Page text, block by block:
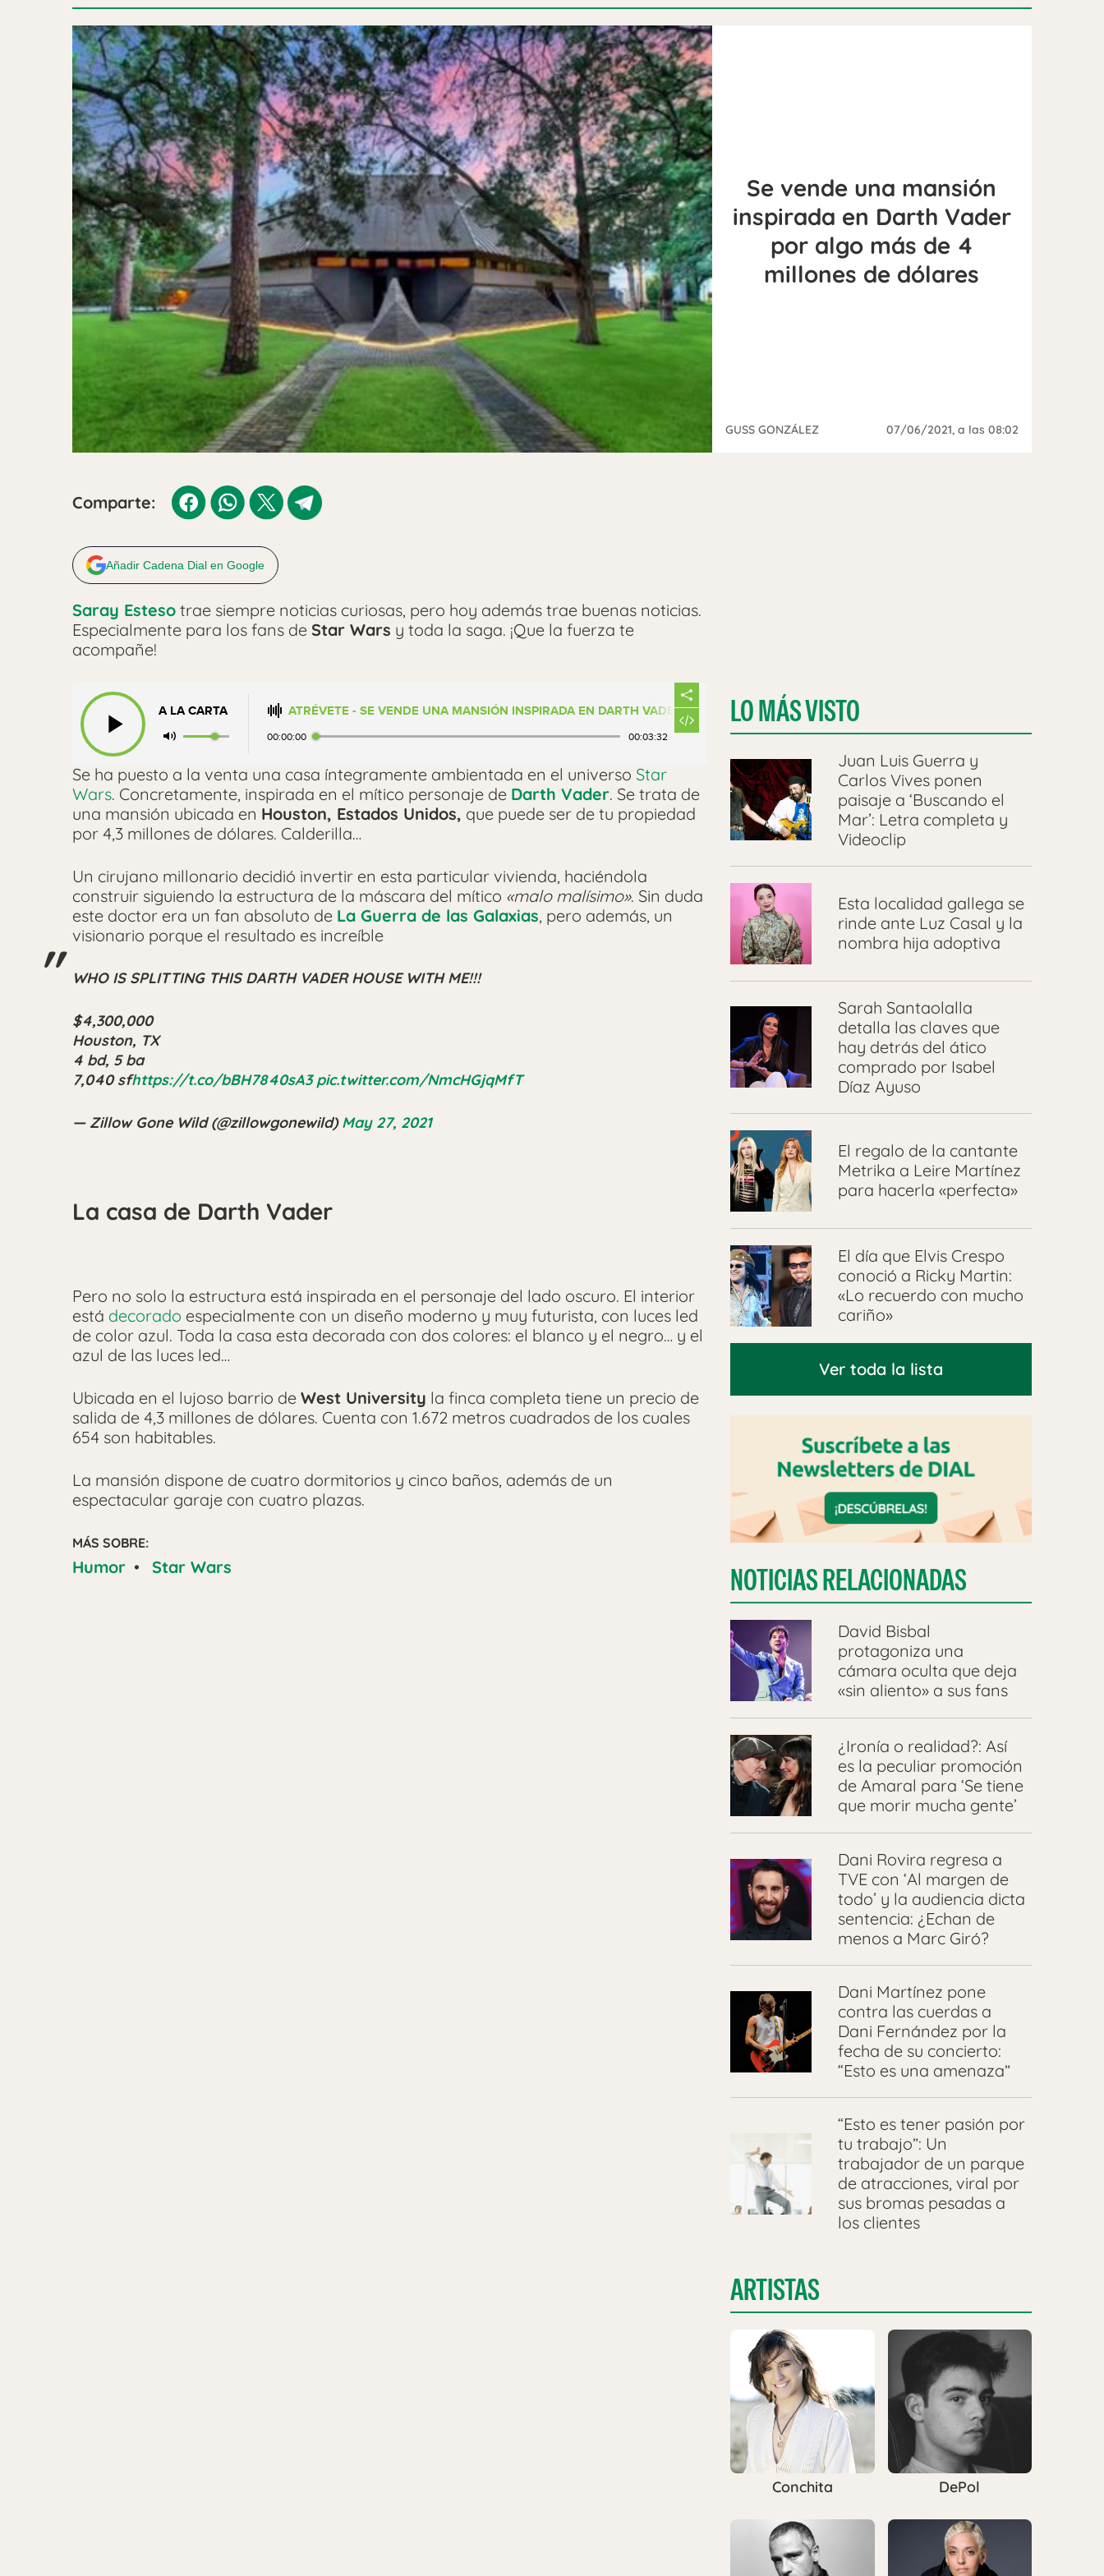
Se vende una mansión
inspirada en Darth Vader
por algo más de 4
millones de dólares
GUSS GONZÁLEZ 07/06/2021, a las 08:02
Comparte:
Añadir Cadena Dial en Google
Saray Esteso trae siempre noticias curiosas, pero hoy además trae buenas noticias.
Especialmente para los fans de Star Wars y toda la saga. ¡Que la fuerza te
acompañe!
A LA CARTA ATRÉVETE - SE VENDE UNA MANSIÓN INSPIRADA EN DARTH VADER POR ALGO MÁS DE 4 MILLONES DE DÓLARES
00:00:00 00:03:32
¿Qué fan de Star Wars no tenía posters en su habitación? ¿Quién no ha dicho
alguna vez aquello de
«Luke, soy tu padre»con voz profunda? Pues si todo esto te
dibuja una
sonrisaen la cara, espera a escuchar elComo lo oyesdeSaray.
Se ha puesto a la venta una casa íntegramente ambientada en el universo Star
Wars. Concretamente, inspirada en el mítico personaje de Darth Vader. Se trata de
una mansión ubicada en Houston, Estados Unidos, que puede ser de tu propiedad
por 4,3 millones de dólares. Calderilla…
Un cirujano millonario decidió invertir en esta particular vivienda, haciéndola
construir siguiendo la estructura de la máscara del mítico «malo malísimo». Sin duda
este doctor era un fan absoluto de La Guerra de las Galaxias, pero además, un
visionario porque el resultado es increíble
WHO IS SPLITTING THIS DARTH VADER HOUSE WITH ME!!!
$4,300,000
Houston, TX
4 bd, 5 ba
7,040 sfhttps://t.co/bBH7840sA3 pic.twitter.com/NmcHGjqMfT
— Zillow Gone Wild (@zillowgonewild)May 27, 2021
La casa de Darth Vader
Pero no solo la estructura está inspirada en el personaje del lado oscuro. El interior
está decorado especialmente con un diseño moderno y muy futurista, con luces led
de color azul. Toda la casa esta decorada con dos colores: el blanco y el negro… y el
azul de las luces led…
Ubicada en el lujoso barrio de West University la finca completa tiene un precio de
salida de 4,3 millones de dólares. Cuenta con 1.672 metros cuadrados de los cuales
654 son habitables.
La mansión dispone de cuatro dormitorios y cinco baños, además de un
espectacular garaje con cuatro plazas.
MÁS SOBRE:
Humor • Star Wars
LO MÁS VISTO
Juan Luis Guerra y
Carlos Vives ponen
paisaje a ‘Buscando el
Mar’: Letra completa y
Videoclip
Esta localidad gallega se
rinde ante Luz Casal y la
nombra hija adoptiva
Sarah Santaolalla
detalla las claves que
hay detrás del ático
comprado por Isabel
Díaz Ayuso
El regalo de la cantante
Metrika a Leire Martínez
para hacerla «perfecta»
El día que Elvis Crespo
conoció a Ricky Martin:
«Lo recuerdo con mucho
cariño»
Ver toda la lista
NOTICIAS RELACIONADAS
David Bisbal
protagoniza una
cámara oculta que deja
«sin aliento» a sus fans
¿Ironía o realidad?: Así
es la peculiar promoción
de Amaral para ‘Se tiene
que morir mucha gente’
Dani Rovira regresa a
TVE con ‘Al margen de
todo’ y la audiencia dicta
sentencia: ¿Echan de
menos a Marc Giró?
Dani Martínez pone
contra las cuerdas a
Dani Fernández por la
fecha de su concierto:
“Esto es una amenaza”
“Esto es tener pasión por
tu trabajo”: Un
trabajador de un parque
de atracciones, viral por
sus bromas pesadas a
los clientes
ARTISTAS
Conchita DePol